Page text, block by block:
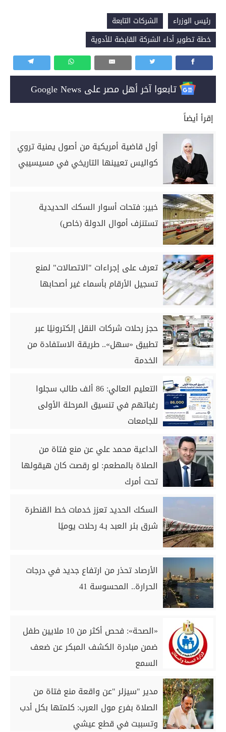
رئيس الوزراء
الشركات التابعة
خطة تطوير أداء الشركة القابضة للأدوية
تابعوا آخر أهل مصر على Google News
إقرأ أيضاً
أول قاضية أمريكية من أصول يمنية تروي
كواليس تعيينها التاريخي في مسيسيبي
خبير: فتحات أسوار السكك الحديدية
تستنزف أموال الدولة (خاص)
تعرف على إجراءات "الاتصالات" لمنع
تسجيل الأرقام بأسماء غير أصحابها
حجز رحلات شركات النقل إلكترونيًا عبر
تطبيق «سهل».. طريقة الاستفادة من
الخدمة
التعليم العالي: 86 ألف طالب سجلوا
رغباتهم في تنسيق المرحلة الأولى
للجامعات
الداعية محمد علي عن منع فتاة من
الصلاة بالمطعم: لو رقصت كان هيقولها
تحت أمرك
السكك الحديد تعزز خدمات خط القنطرة
شرق بئر العبد بـ4 رحلات يوميًا
الأرصاد تحذر من ارتفاع جديد في درجات
الحرارة.. المحسوسة 41
«الصحة»: فحص أكثر من 10 ملايين طفل
ضمن مبادرة الكشف المبكر عن ضعف
السمع
مدير "سيزلر "عن واقعة منع فتاة من
الصلاة بفرع مول العرب: كلمتها بكل أدب
وتسببت في قطع عيشي